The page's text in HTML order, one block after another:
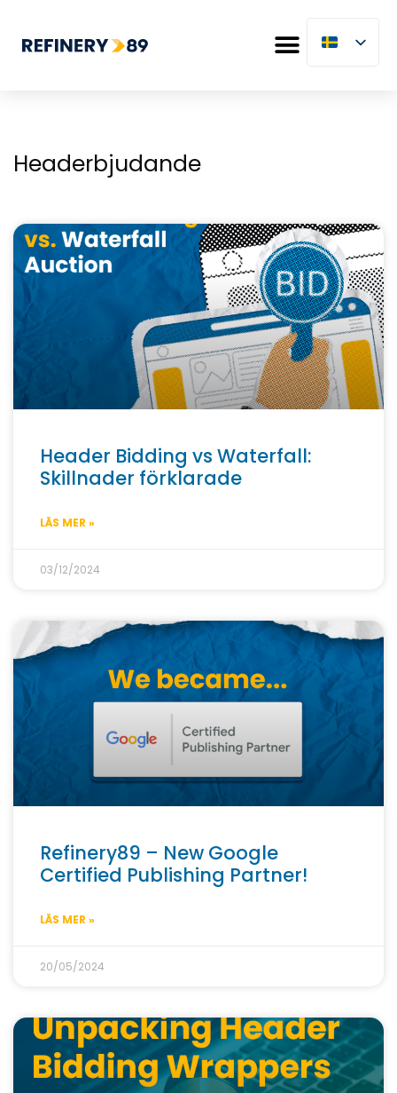
Headerbjudande
Header Bidding vs Waterfall:
Skillnader förklarade
LÄS MER »
03/12/2024
Refinery89 – New Google
Certified Publishing Partner!
LÄS MER »
20/05/2024